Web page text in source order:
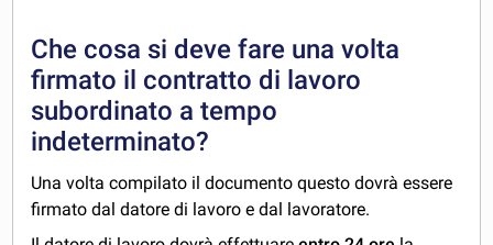
Che cosa si deve fare una volta
firmato il contratto di lavoro
subordinato a tempo
indeterminato?
Una volta compilato il documento questo dovrà essere
firmato dal datore di lavoro e dal lavoratore.